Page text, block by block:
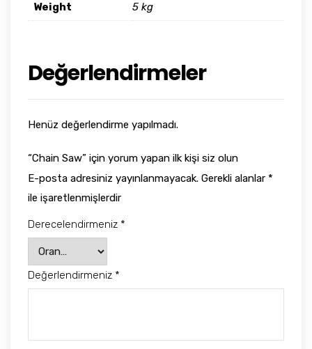
Weight 5 kg
Değerlendirmeler
Henüz değerlendirme yapılmadı.
“Chain Saw” için yorum yapan ilk kişi siz olun
E-posta adresiniz yayınlanmayacak. Gerekli alanlar *
ile işaretlenmişlerdir
Derecelendirmeniz *
Değerlendirmeniz *